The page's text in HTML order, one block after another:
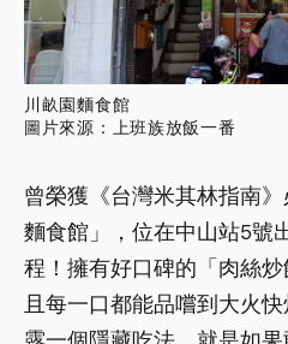
川畝園麵食館
圖片來源：上班族放飯一番
曾榮獲《台灣米其林指南
麵食館」，位在中山站5號
程！擁有好口碑的「肉絲炒
且每一口都能品嚐到大火